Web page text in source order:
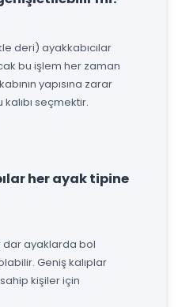
deri) ayakkabıcılar
bu işlem her zaman
yapısına zarar
seçmektir.
her ayak tipine
dar ayaklarda bol
Geniş kalıplar
kişiler için